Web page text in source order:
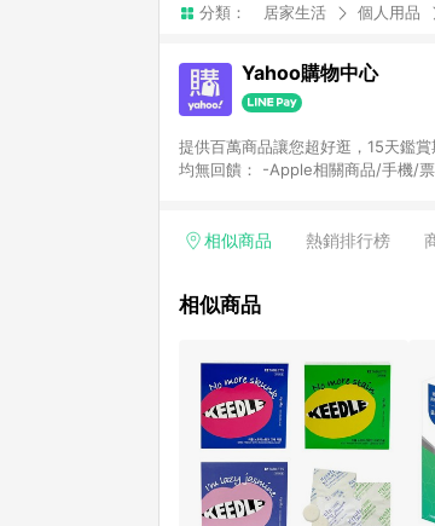
分類： 居家生活 個人用品
Yahoo購物中心
提供百萬商品讓您超好逛，15天鑑賞期購物
均無回饋： -Apple相關商品/手機/
Yahoo超贈點回饋者 - 購物中心商
相似商品 熱銷排行榜
相似商品